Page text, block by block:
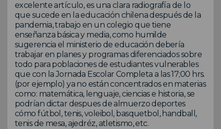
excelente artículo, es una clara radiografía de lo
que sucede en la educación chilena después de la
pandemia, trabajo en un colegio que tiene
enseñanza básica y media, como humilde
sugerencia el ministerio de educación debería
trabajar en planes y programas diferenciados sobre
todo para poblaciones de estudiantes vulnerables
que con la Jornada Escolar Completa a las 17;00 hrs.
(por ejemplo) ya no están concentrados en materias
como: matemática, lenguaje, ciencias e historia, se
podrían dictar despues de almuerzo deportes
cómo fútbol, tenis, voleibol, basquetbol, handball,
tenis de mesa, ajedréz, atletismo, etc.